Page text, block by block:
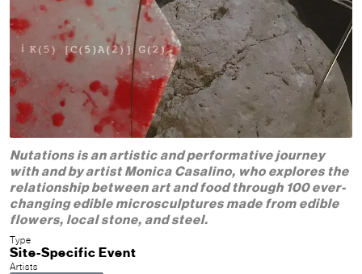
Nutations is an artistic and performative journey
with and by artist Monica Casalino, who explores the
relationship between art and food through 100 ever-
changing edible microsculptures made from edible
flowers, local stone, and steel.
Type
Site-Specific Event
Artists